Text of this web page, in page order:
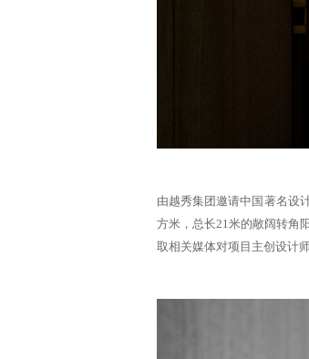
由越秀集团邀请中国著名设
方米，总长21米的敞阔转角
取相关媒体对项目主创设计